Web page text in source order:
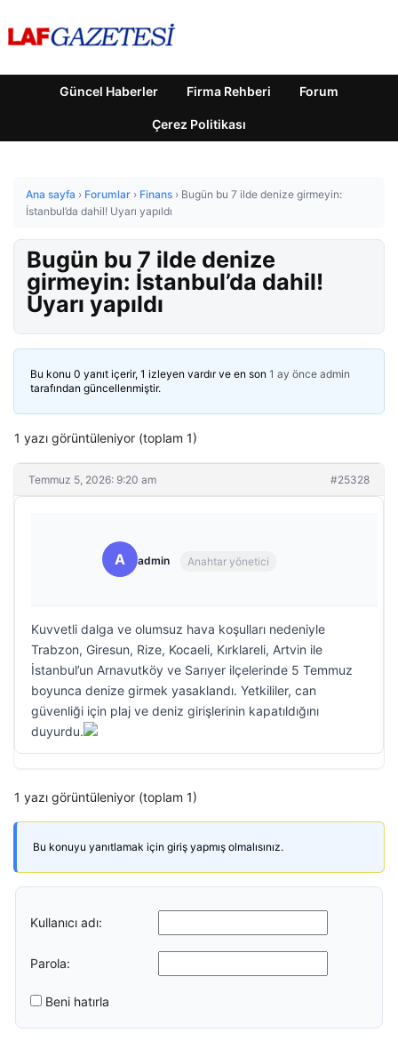
Güncel Haberler Firma Rehberi Forum
Çerez Politikası
Ana sayfa › Forumlar › Finans › Bugün bu 7 ilde denize girmeyin:
İstanbul’da dahil! Uyarı yapıldı
Bugün bu 7 ilde denize
girmeyin: İstanbul’da dahil!
Uyarı yapıldı
Bu konu 0 yanıt içerir, 1 izleyen vardır ve en son 1 ay önce admin
tarafından güncellenmiştir.
1 yazı görüntüleniyor (toplam 1)
Temmuz 5, 2026: 9:20 am #25328
A admin Anahtar yönetici
Kuvvetli dalga ve olumsuz hava koşulları nedeniyle
Trabzon, Giresun, Rize, Kocaeli, Kırklareli, Artvin ile
İstanbul’un Arnavutköy ve Sarıyer ilçelerinde 5 Temmuz
boyunca denize girmek yasaklandı. Yetkililer, can
güvenliği için plaj ve deniz girişlerinin kapatıldığını
duyurdu.
1 yazı görüntüleniyor (toplam 1)
Bu konuyu yanıtlamak için giriş yapmış olmalısınız.
Kullanıcı adı:
Parola:
Beni hatırla